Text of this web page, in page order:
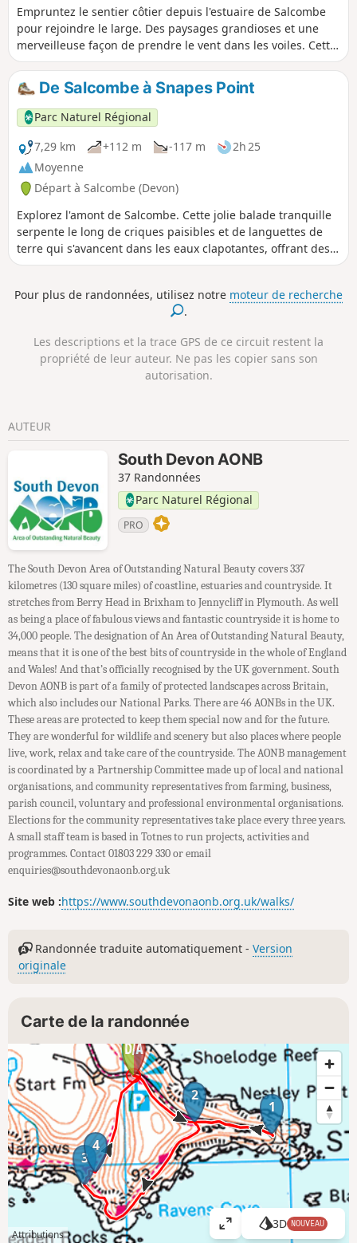
Empruntez le sentier côtier depuis l'estuaire de Salcombe
pour rejoindre le large. Des paysages grandioses et une
merveilleuse façon de prendre le vent dans les voiles. Cette
balade traverse l'un de nos magnifiques estuaires.
N'oubliez pas de vérifier les horaires des ferries pour
planifier votre itinéraire.
De Salcombe à Snapes Point
Parc Naturel Régional
7,29 km
+112 m -117 m
2h 25
Moyenne
Départ à Salcombe (Devon)
Explorez l'amont de Salcombe. Cette jolie balade tranquille
serpente le long de criques paisibles et de languettes de
terre qui s'avancent dans les eaux clapotantes, offrant des
vues magnifiques et surprenantes qui éveilleront vos sens.
Pour plus de randonnées, utilisez notre moteur de recherche
.
Les descriptions et la trace GPS de ce circuit restent la
propriété de leur auteur. Ne pas les copier sans son
autorisation.
AUTEUR
South Devon AONB
37 Randonnées
Parc Naturel Régional
PRO
The South Devon Area of Outstanding Natural Beauty covers 337
kilometres (130 square miles) of coastline, estuaries and countryside. It
stretches from Berry Head in Brixham to Jennycliff in Plymouth. As well
as being a place of fabulous views and fantastic countryside it is home to
34,000 people. The designation of An Area of Outstanding Natural Beauty,
means that it is one of the best bits of countryside in the whole of England
and Wales! And that’s officially recognised by the UK government. South
Devon AONB is part of a family of protected landscapes across Britain,
which also includes our National Parks. There are 46 AONBs in the UK.
These areas are protected to keep them special now and for the future.
They are wonderful for wildlife and scenery but also places where people
live, work, relax and take care of the countryside. The AONB management
is coordinated by a Partnership Committee made up of local and national
organisations, and community representatives from farming, business,
parish council, voluntary and professional environmental organisations.
Elections for the community representatives take place every three years.
A small staff team is based in Totnes to run projects, activities and
programmes. Contact 01803 229 330 or email
enquiries@southdevonaonb.org.uk
Site web :https://www.southdevonaonb.org.uk/walks/
Randonnée traduite automatiquement -Version
originale
Carte de la randonnée
1
2
3
4
Attributions
A
3D NOUVEAU